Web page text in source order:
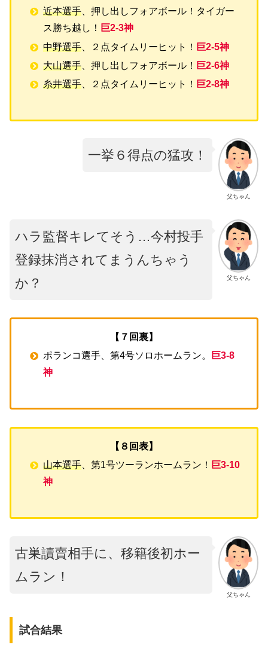
近本選手 、押し出しフォアボール！タイガー
ス勝ち越し！ 巨2-3神
中野選手 、２点タイムリーヒット！ 巨2-5神
大山選手 、押し出しフォアボール！ 巨2-6神
糸井選手 、２点タイムリーヒット！ 巨2-8神
父ちゃん
一挙６得点の猛攻！
父ちゃん
ハラ監督キレてそう…今村投手
登録抹消されてまうんちゃう
か？
【７回裏】
ポランコ選手、第4号ソロホームラン。
巨3-8
神
【８回表】
山本選手 、第1号ツーランホームラン！ 巨3-10
神
父ちゃん
古巣讀賣相手に、移籍後初ホー
ムラン！
試合結果